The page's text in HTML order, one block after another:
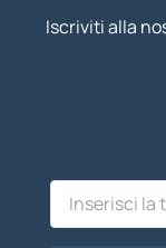
Iscriviti alla